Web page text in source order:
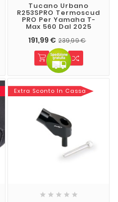
Tucano Urbano
R253SPRO Termoscud
PRO Per Yamaha T-
Max 560 Dal 2025
191,99 € 239,99 €
Extra Sconto In Cassa
    